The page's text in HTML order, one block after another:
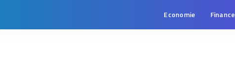
Economie Finance